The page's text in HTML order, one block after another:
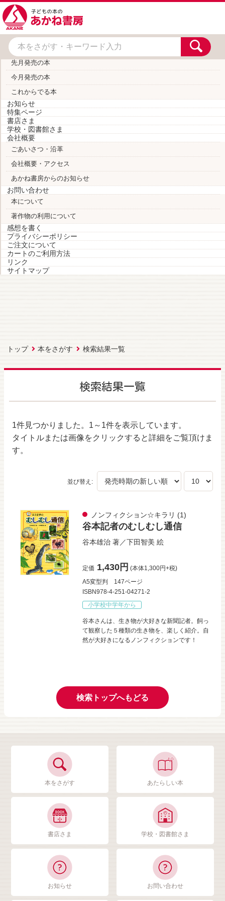
toggle
navigation
トップページ
本をさがす
あたらしい本
先月発売の本
今月発売の本
これからでる本
お知らせ
特集ページ
書店さま
学校・図書館さま
会社概要
ごあいさつ・沿革
会社概要・アクセス
あかね書房からのお知らせ
お問い合わせ
本について
著作物の利用について
感想を書く
プライバシーポリシー
ご注文について
カートのご利用方法
リンク
サイトマップ
トップ 本をさがす 検索結果一覧
検索結果一覧
1件見つかりました。 1～1件を表示しています。
タイトルまたは画像をクリックすると詳細をご覧頂けま
す。
並び替え:
ノンフィクション☆キラリ (1)
谷本記者のむしむし通信
谷本雄治 著／下田智美 絵
定価 1,430円 (本体1,300円+税)
A5変型判
147ページ
ISBN978-4-251-04271-2
小学校中学年から
谷本さんは、生き物が大好きな新聞記者。飼っ
て観察した５種類の生き物を、楽しく紹介。自
然が大好きになるノンフィクションです！
検索トップへもどる
本をさがす あたらしい本
書店さま 学校・図書館さま
お知らせ お問い合わせ